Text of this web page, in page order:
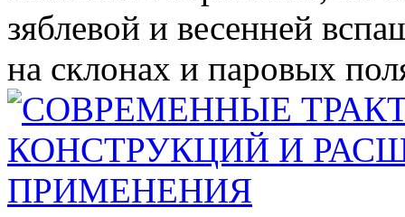
зяблевой и весенней
на склонах и паровых